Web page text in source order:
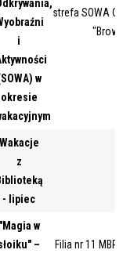
i
w
okresie
strefa SOWA
Wakacje
z
- lipiec
"Magia w
–
Filia nr 11